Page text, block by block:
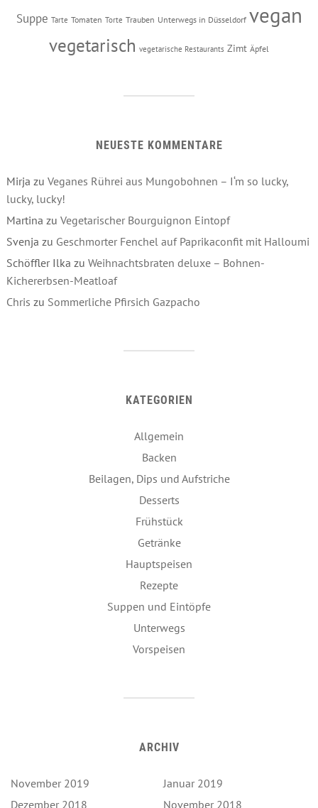
Suppe Tarte Tomaten Torte Trauben Unterwegs in Düsseldorf vegan
vegetarisch vegetarische Restaurants Zimt Äpfel
NEUESTE KOMMENTARE
Mirja zu Veganes Rührei aus Mungobohnen – I‘m so lucky,
lucky, lucky!
Martina zu Vegetarischer Bourguignon Eintopf
Svenja zu Geschmorter Fenchel auf Paprikaconfit mit Halloumi
Schöffler Ilka zu Weihnachtsbraten deluxe – Bohnen-
Kichererbsen-Meatloaf
Chris zu Sommerliche Pfirsich Gazpacho
KATEGORIEN
Allgemein
Backen
Beilagen, Dips und Aufstriche
Desserts
Frühstück
Getränke
Hauptspeisen
Rezepte
Suppen und Eintöpfe
Unterwegs
Vorspeisen
ARCHIV
November 2019
Januar 2019
Dezember 2018
November 2018